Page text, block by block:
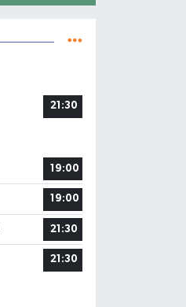
21:30
19:00
19:00
21:30
21:30